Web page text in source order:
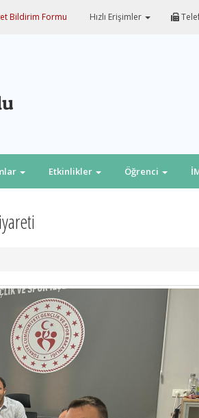
Bildirim Formu Hızlı Erişimler
Etkinlikler Öğrenci